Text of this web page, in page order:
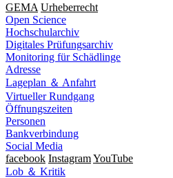
GEMA Urheberrecht
Open Science
Hochschularchiv
Digitales Prüfungsarchiv
Monitoring für Schädlinge
Adresse
Lageplan ＆ Anfahrt
Virtueller Rundgang
Öffnungszeiten
Personen
Bankverbindung
Social Media
facebook InstagramYouTube
Lob ＆ Kritik